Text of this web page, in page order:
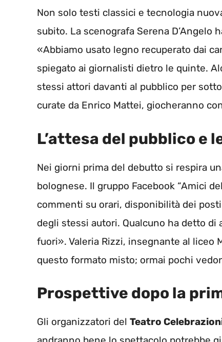
Non solo testi classici e tecnologia
subito. La scenografa Serena
«Abbiamo usato legno recuperato dai
spiegato ai giornalisti dietro le quinte.
stessi attori davanti al pubblico per
curate da Enrico Mattei, giocheranno
L’attesa del pubblico e
Nei giorni prima del debutto si respira
bolognese. Il gruppo Facebook “Amici
commenti su orari, disponibilità dei
degli stessi autori. Qualcuno ha detto
fuori». Valeria Rizzi, insegnante al liceo
questo formato misto; ormai pochi
Prospettive dopo la
Gli organizzatori del Teatro